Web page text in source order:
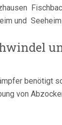
und
benötigt
von